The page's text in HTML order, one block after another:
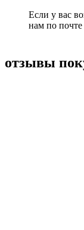
Если у вас
нам по почте
отзывы